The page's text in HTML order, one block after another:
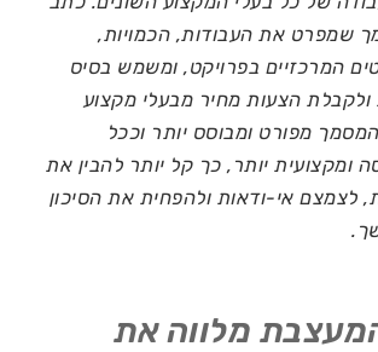
שמפרט את העבודות, הכמויות,
המרכזיים בפרויקט, ומשמש בסיס
ולקבלת הצעות מחיר מבעלי מקצוע
מפורט ומבוסס יותר וככל
ומקצועית יותר, כך קל יותר להבין את
לצמצם אי-ודאות ולהפחית את הסיכון
מלווה את